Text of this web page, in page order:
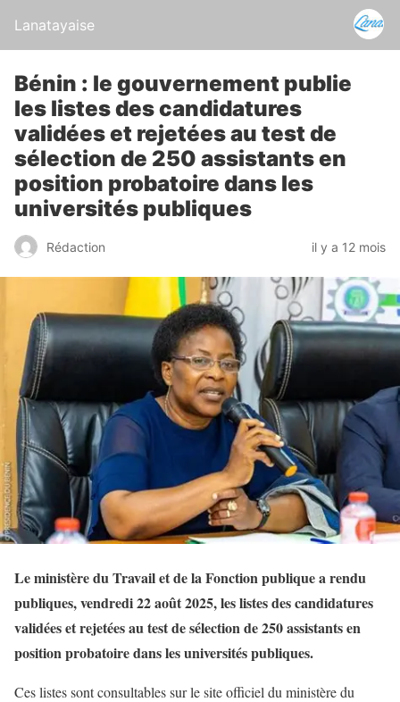
Lanatayaise
Bénin : le gouvernement publie
les listes des candidatures
validées et rejetées au test de
sélection de 250 assistants en
position probatoire dans les
universités publiques
Rédaction il y a 12 mois
Le ministère du Travail et de la Fonction publique a rendu
publiques, vendredi 22 août 2025, les listes des candidatures
validées et rejetées au test de sélection de 250 assistants en
position probatoire dans les universités publiques.
Ces listes sont consultables sur le site officiel du ministère du